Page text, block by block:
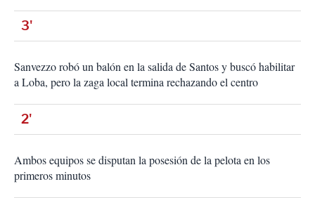
3'
Sanvezzo robó un balón en la salida de Santos y buscó habilitar
a Loba, pero la zaga local termina rechazando el centro
2'
Ambos equipos se disputan la posesión de la pelota en los
primeros minutos